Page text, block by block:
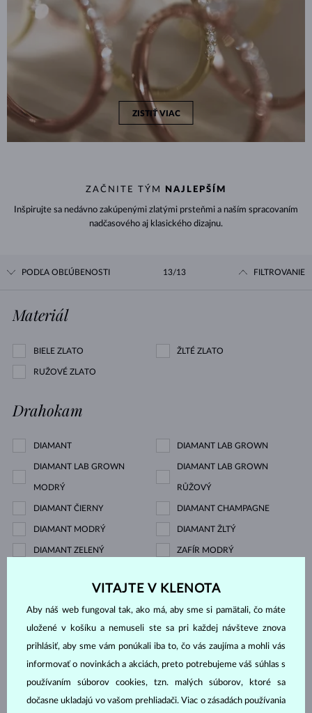
ZISTIŤ VIAC
ZAČNITE TÝM NAJLEPŠÍM
Inšpirujte sa nedávno zakúpenými zlatými prsteňmi a naším spracovaním
nadčasového aj klasického dizajnu.
PODĽA OBĽÚBENOSTI 13/13 FILTROVANIE
Materiál
BIELE ZLATO ŽLTÉ ZLATO
RUŽOVÉ ZLATO
Drahokam
DIAMANT DIAMANT LAB GROWN
DIAMANT LAB GROWN
MODRÝ
DIAMANT LAB GROWN
RŮŽOVÝ
DIAMANT ČIERNY DIAMANT CHAMPAGNE
DIAMANT MODRÝ DIAMANT ŽLTÝ
DIAMANT ZELENÝ ZAFÍR MODRÝ
PERLA
AKVAMARÍN AMETYST FIALOVÝ
AMETYST ZELENÝ CITRÍN
TANZANIT TOPÁS
VITAJTE V KLENOTA
Aby náš web fungoval tak, ako má, aby sme si pamätali, čo máte
uložené v košíku a nemuseli ste sa pri každej návšteve znova
prihlásiť, aby sme vám ponúkali iba to, čo vás zaujíma a mohli vás
informovať o novinkách a akciách, preto potrebujeme váš súhlas s
používaním súborov cookies, tzn. malých súborov, ktoré sa
dočasne ukladajú vo vašom prehliadači. Viac o zásadách používania